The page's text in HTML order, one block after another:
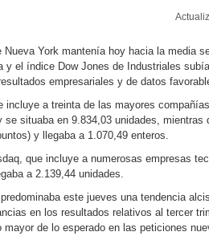
York mantenía hoy hacia la media
y el índice Dow Jones de Industriales
empresariales y de datos
incluye a treinta de las mayores
se situaba en 9.834,03 unidades,
y llegaba a 1.070,49 enteros.
que incluye a numerosas empresas
a 2.139,44 unidades.
este jueves una tendencia
en los resultados relativos al tercer
de lo esperado en las peticiones